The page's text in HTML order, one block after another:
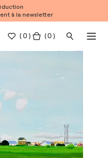
à la newsletter
(0 ) ( 0 )